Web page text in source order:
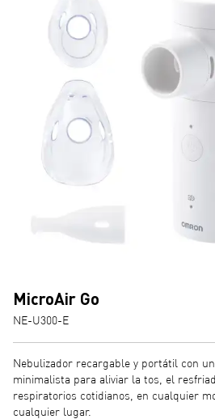
MicroAir Go
NE-U300-E
Nebulizador recargable y portátil con
minimalista para aliviar la tos, el
respiratorios cotidianos, en cualquier
cualquier lugar.